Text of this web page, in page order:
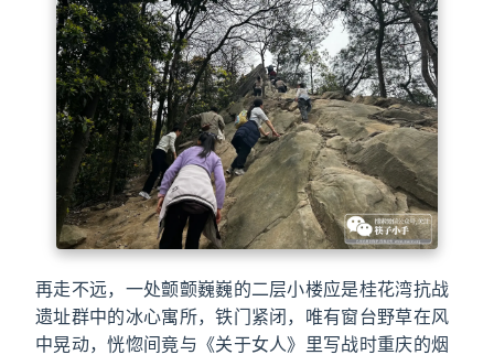
再走不远，一处颤颤巍巍的二层小楼应是桂花湾抗战
遗址群中的冰心寓所，铁门紧闭，唯有窗台野草在风
中晃动，恍惚间竟与《关于女人》里写战时重庆的烟